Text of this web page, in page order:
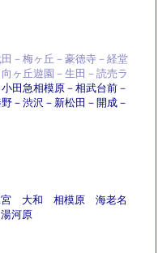
－梅ヶ丘－豪徳寺－経堂
向ヶ丘遊園－生田－読売ラ
小田急相模原－ 相武台前－
－ 渋沢 － 新松田 － 開成－
大和 相模原
海老名
湯河原